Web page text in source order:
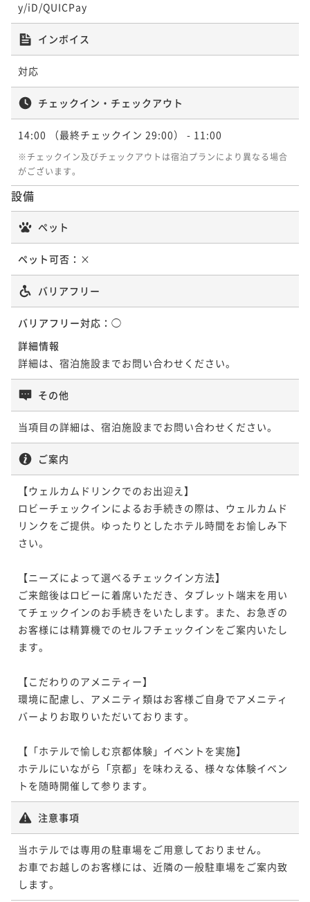
y/iD/QUICPay
インボイス
対応
チェックイン・チェックアウト
14:00 （最終チェックイン 29:00） - 11:00
※チェックイン及びチェックアウトは宿泊プランにより異なる場合
がございます。
設備
ペット
ペット可否： ×
バリアフリー
バリアフリー対応： ◯
詳細情報
詳細は、宿泊施設までお問い合わせください。
その他
当項目の詳細は、宿泊施設までお問い合わせください。
ご案内
【ウェルカムドリンクでのお出迎え】
ロビーチェックインによるお手続きの際は、ウェルカムド
リンクをご提供。ゆったりとしたホテル時間をお愉しみ下
さい。
【ニーズによって選べるチェックイン方法】
ご来館後はロビーに着席いただき、タブレット端末を用い
てチェックインのお手続きをいたします。また、お急ぎの
お客様には精算機でのセルフチェックインをご案内いたし
ます。
【こだわりのアメニティー】
環境に配慮し、アメニティ類はお客様ご自身でアメニティ
バーよりお取りいただいております。
【「ホテルで愉しむ京都体験」イベントを実施】
ホテルにいながら「京都」を味わえる、様々な体験イベン
トを随時開催して参ります。
注意事項
当ホテルでは専用の駐車場をご用意しておりません。
お車でお越しのお客様には、近隣の一般駐車場をご案内致
します。